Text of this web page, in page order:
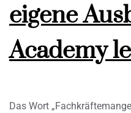
eigene
Academy
Das Wort